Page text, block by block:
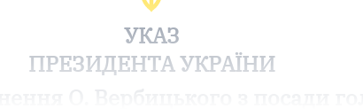
УКАЗ
ПРЕЗИДЕНТА УКРАЇНИ